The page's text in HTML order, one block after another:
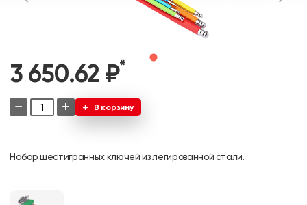
3 650.62 ₽*
− + В корзину
Набор шестигранных ключей из легированной стали.